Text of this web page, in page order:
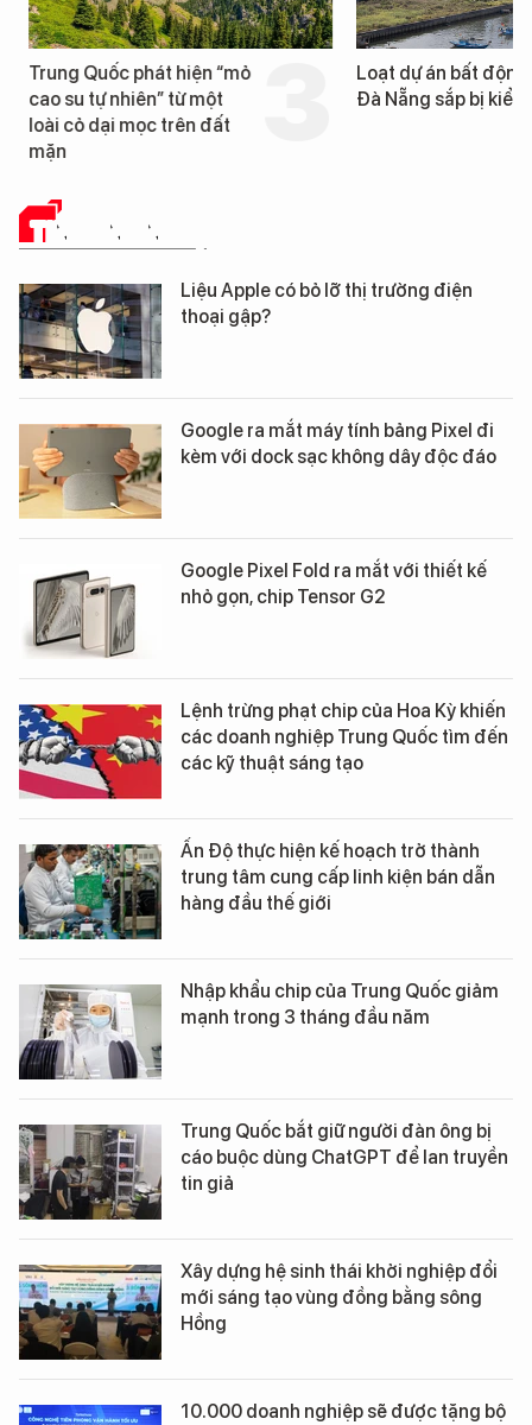
Trung Quốc phát hiện “mỏ
cao su tự nhiên” từ một
loài cỏ dại mọc trên đất
mặn
Loạt dự án bất động
Đà Nẵng sắp bị kiểm
TIN CÔNG NGHỆ
Liệu Apple có bỏ lỡ thị trường điện
thoại gập?
Google ra mắt máy tính bảng Pixel đi
kèm với dock sạc không dây độc đáo
Google Pixel Fold ra mắt với thiết kế
nhỏ gọn, chip Tensor G2
Lệnh trừng phạt chip của Hoa Kỳ khiến
các doanh nghiệp Trung Quốc tìm đến
các kỹ thuật sáng tạo
Ấn Độ thực hiện kế hoạch trở thành
trung tâm cung cấp linh kiện bán dẫn
hàng đầu thế giới
Nhập khẩu chip của Trung Quốc giảm
mạnh trong 3 tháng đầu năm
Trung Quốc bắt giữ người đàn ông bị
cáo buộc dùng ChatGPT để lan truyền
tin giả
Xây dựng hệ sinh thái khởi nghiệp đổi
mới sáng tạo vùng đồng bằng sông
Hồng
10.000 doanh nghiệp sẽ được tặng bộ